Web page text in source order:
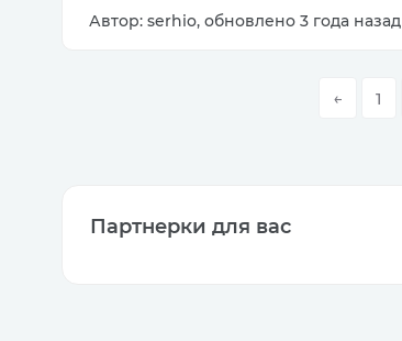
Автор: serhio, обновлено 3 года назад
← 1
Партнерки для вас